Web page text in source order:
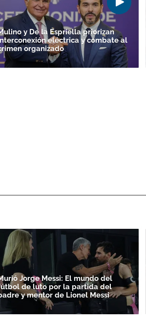
y De la Espriella priorizan
eléctrica y combate al
organizado
Jorge Messi: El mundo del
de luto por la partida del
y mentor de Lionel Messi